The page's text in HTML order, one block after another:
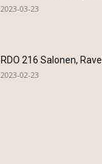
2023-03-23
RDO 216 Salonen, Ravel
2023-02-23